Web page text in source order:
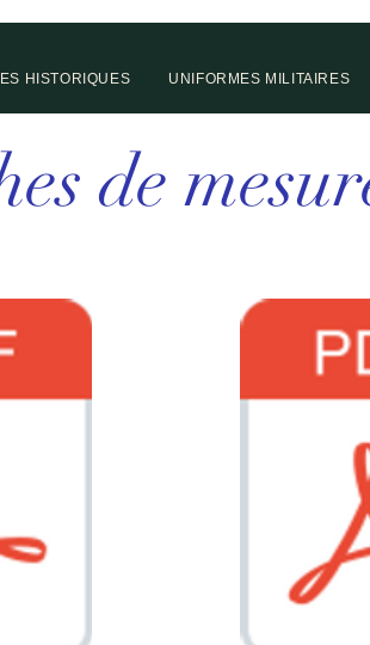
HISTORIQUES UNIFORMES MILITAIRES
de